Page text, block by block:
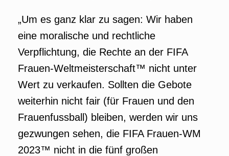
„Um es ganz klar zu sagen: Wir haben
eine moralische und rechtliche
Verpflichtung, die Rechte an der FIFA
Frauen-Weltmeisterschaft™ nicht unter
Wert zu verkaufen. Sollten die Gebote
weiterhin nicht fair (für Frauen und den
Frauenfussball) bleiben, werden wir uns
gezwungen sehen, die FIFA Frauen-WM
2023™ nicht in die fünf großen